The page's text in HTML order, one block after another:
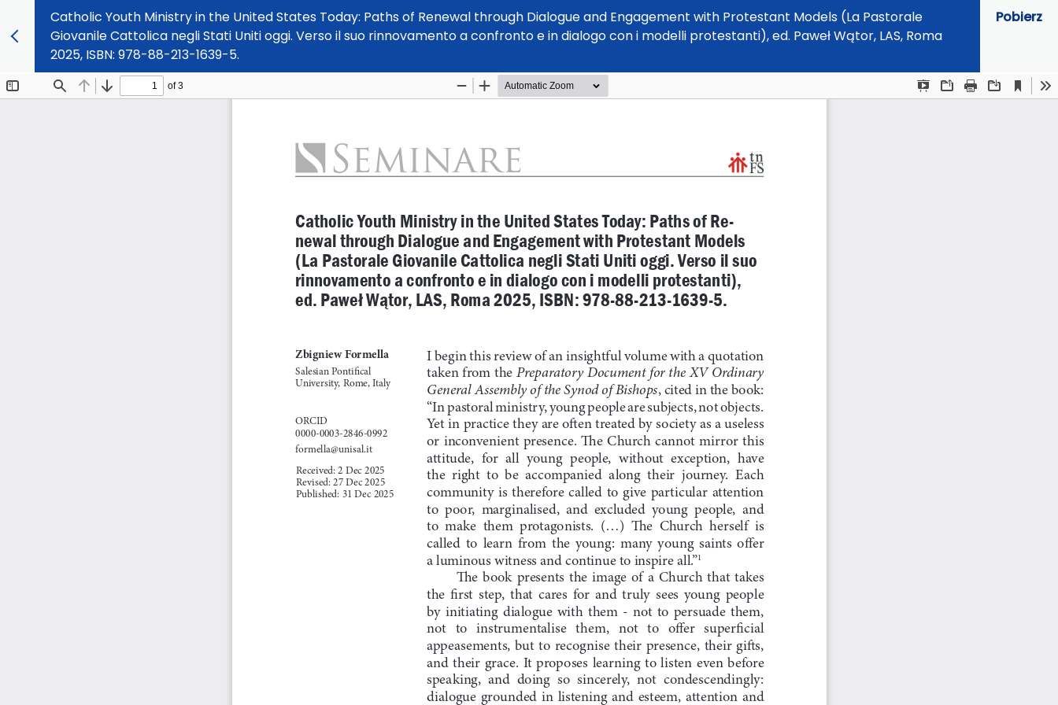
Catholic Youth Ministry in the United States Today: Paths of Renewal through Dialogue and Engagement with Protestant Models (La Pastorale
Giovanile Cattolica negli Stati Uniti oggi. Verso il suo rinnovamento a confronto e in dialogo con i modelli protestanti), ed. Paweł Wątor, LAS, Roma
2025, ISBN: 978-88-213-1639-5.
Pobierz